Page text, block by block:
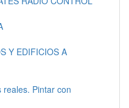
Y EDIFICIOS A
Pintar con